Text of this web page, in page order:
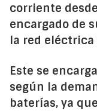
corriente
encargado de
la red eléctrica
Este se
según la
baterías, ya